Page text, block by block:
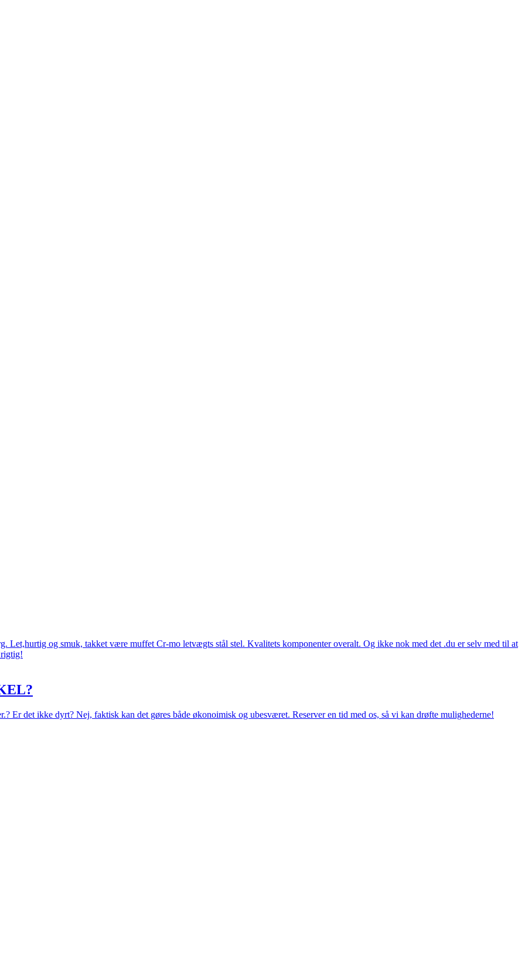
Let,hurtig og smuk, takket være muffet Cr-mo letvægts stål stel. Kvalitets komponenter overalt. Og ikke nok med det .du er selv med til at
rigtig!
Er det ikke dyrt? Nej, faktisk kan det gøres både økonoimisk og ubesværet. Reserver en tid med os, så vi kan drøfte mulighederne!